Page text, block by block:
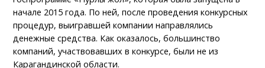
начале 2015 года. По ней, после проведения конкурсных
процедур, выигравшей компании направлялись
денежные средства. Как оказалось, большинство
компаний, участвовавших в конкурсе, были не из
Карагандинской области.